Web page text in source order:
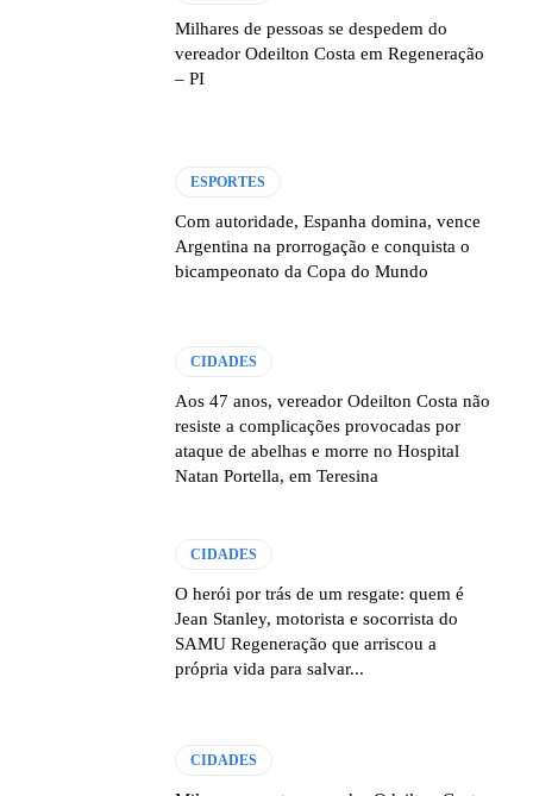
Milhares de pessoas se despedem do
vereador Odeilton Costa em Regeneração
– PI
ESPORTES
Com autoridade, Espanha domina, vence
Argentina na prorrogação e conquista o
bicampeonato da Copa do Mundo
CIDADES
Aos 47 anos, vereador Odeilton Costa não
resiste a complicações provocadas por
ataque de abelhas e morre no Hospital
Natan Portella, em Teresina
CIDADES
O herói por trás de um resgate: quem é
Jean Stanley, motorista e socorrista do
SAMU Regeneração que arriscou a
própria vida para salvar...
CIDADES